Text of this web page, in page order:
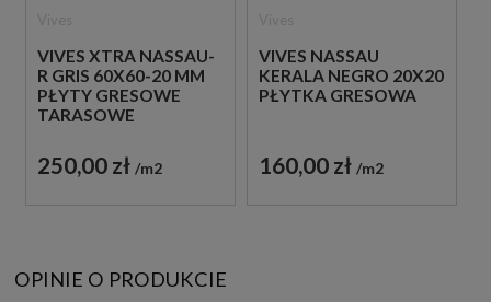
VIVES XTRA NASSAU-
R GRIS 60X60-20 MM
PŁYTY GRESOWE
TARASOWE
250,00 zł m2
VIVES NASSAU
KERALA NEGRO 20X20
PŁYTKA GRESOWA
160,00 zł m2
OPINIE O PRODUKCIE